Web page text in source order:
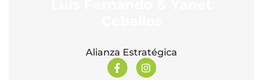
Alianza Estratégica